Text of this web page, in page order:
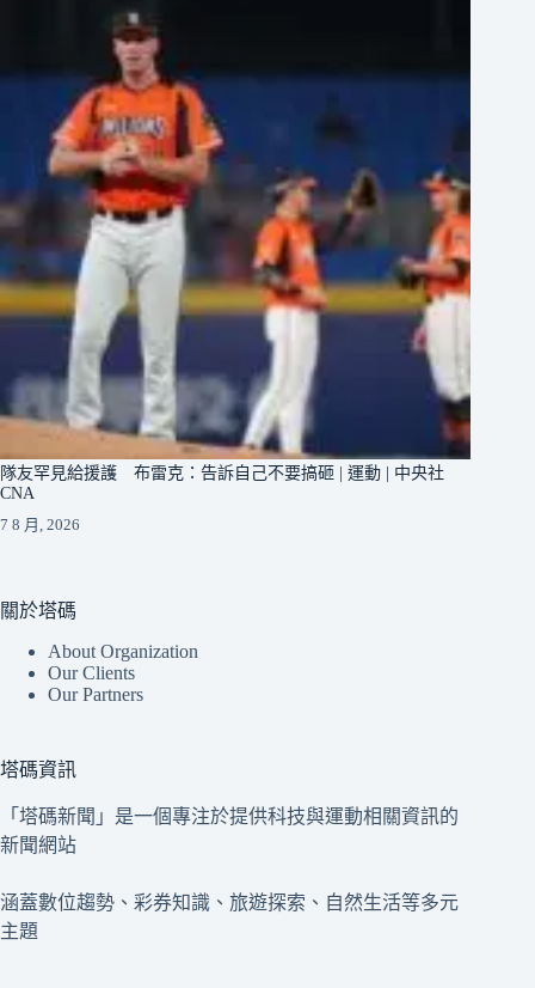
隊友罕見給援護 布雷克：告訴自己不要搞砸 | 運動 | 中央社
CNA
7 8 月, 2026
關於塔碼
About Organization
Our Clients
Our Partners
塔碼資訊
「塔碼新聞」是一個專注於提供科技與運動相關資訊的
新聞網站
涵蓋數位趨勢、彩券知識、旅遊探索、自然生活等多元
主題